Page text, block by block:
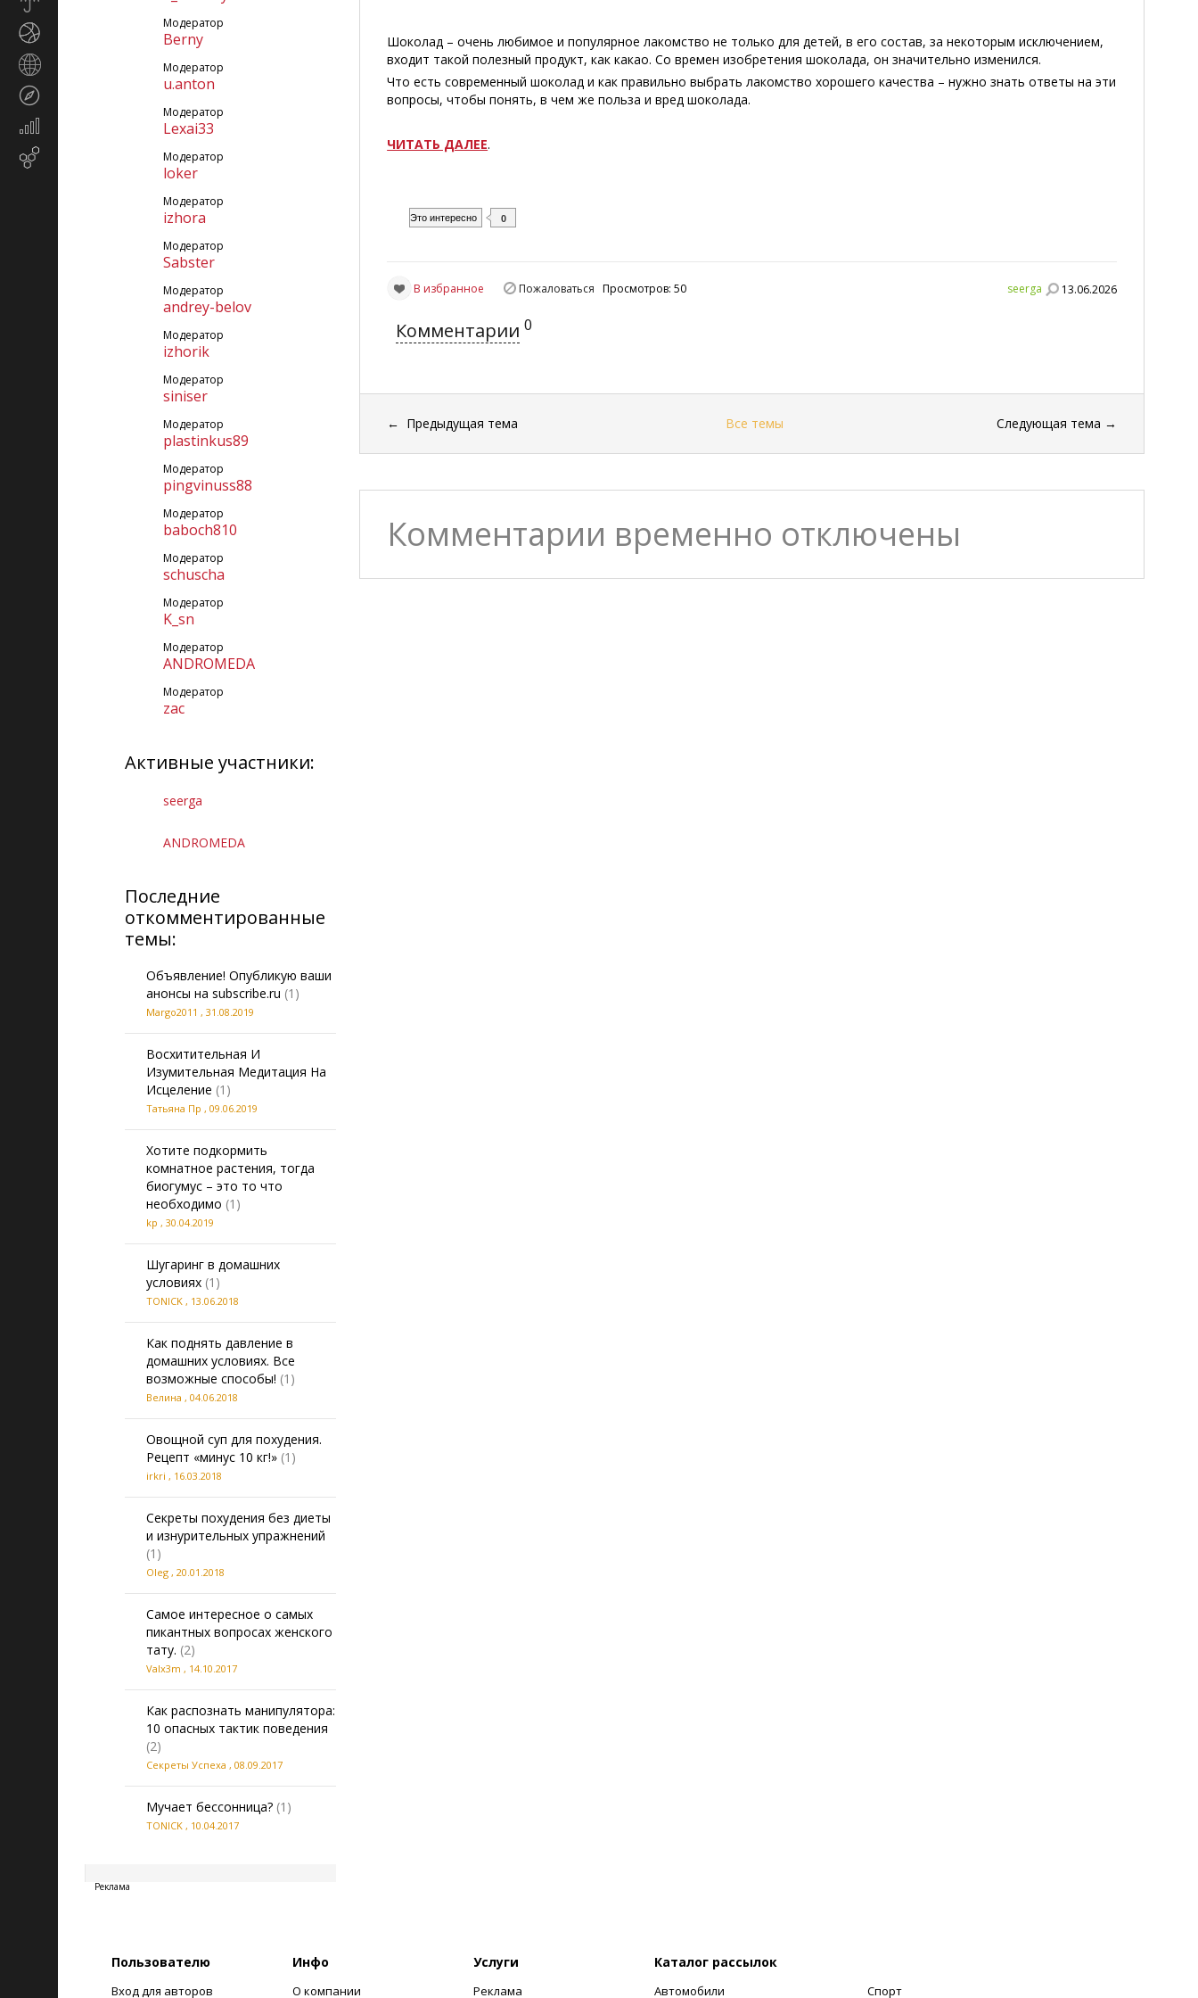
Модератор
Berny
Модератор
u.anton
Модератор
Lexai33
Модератор
loker
Модератор
izhora
Модератор
Sabster
Модератор
andrey-belov
Модератор
izhorik
Модератор
siniser
Модератор
plastinkus89
Модератор
pingvinuss88
Модератор
baboch810
Модератор
schuscha
Модератор
K_sn
Модератор
ANDROMEDA
Модератор
zac
Активные участники:
seerga
ANDROMEDA
Последние
откомментированные
темы:
Объявление! Опубликую ваши
анонсы на subscribe.ru (1)
Margo2011 , 31.08.2019
Восхитительная И
Изумительная Медитация На
Исцеление (1)
Татьяна Пр , 09.06.2019
Хотите подкормить
комнатное растения, тогда
биогумус – это то что
необходимо (1)
kp , 30.04.2019
Шугаринг в домашних
условиях (1)
TONICK , 13.06.2018
Как поднять давление в
домашних условиях. Все
возможные способы! (1)
Велина , 04.06.2018
Овощной суп для похудения.
Рецепт «минус 10 кг!» (1)
irkri , 16.03.2018
Секреты похудения без диеты
и изнурительных упражнений
(1)
Oleg , 20.01.2018
Самое интересное о самых
пикантных вопросах женского
тату. (2)
Valx3m , 14.10.2017
Как распознать манипулятора:
10 опасных тактик поведения
(2)
Секреты Успеха , 08.09.2017
Мучает бессонница? (1)
TONICK , 10.04.2017
Реклама
Шоколад – очень любимое и популярное лакомство не только для детей, в его состав, за некоторым исключением,
входит такой полезный продукт, как какао. Со времен изобретения шоколада, он значительно изменился.
Что есть современный шоколад и как правильно выбрать лакомство хорошего качества – нужно знать ответы на эти
вопросы, чтобы понять, в чем же польза и вред шоколада.
ЧИТАТЬ ДАЛЕЕ.
Это интересно 0
seerga 13.06.2026
В избранное Пожаловаться Просмотров: 50
Комментарии 0
← Предыдущая тема Все темы Следующая тема →
Комментарии временно отключены
Пользователю
Вход для авторов
Инфо
О компании
Услуги
Реклама
Каталог рассылок
Автомобили Спорт